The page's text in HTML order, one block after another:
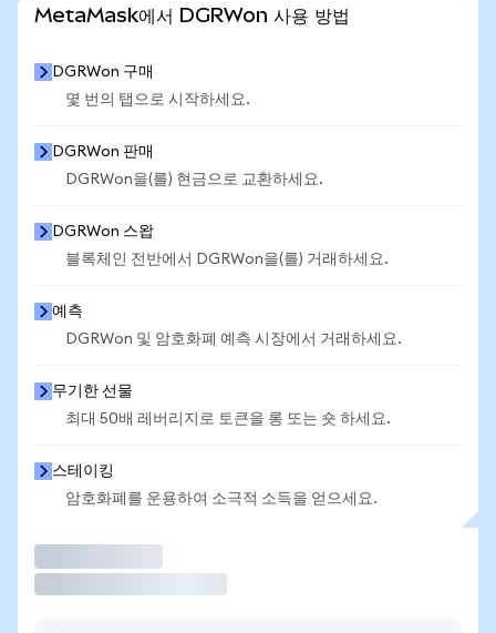
MetaMask에서 DGRWon 사용 방법
DGRWon 구매
몇 번의 탭으로 시작하세요.
DGRWon 판매
DGRWon을(를) 현금으로 교환하세요.
DGRWon 스왑
블록체인 전반에서 DGRWon을(를) 거래하세요.
예측
DGRWon 및 암호화폐 예측 시장에서 거래하세요.
무기한 선물
최대 50배 레버리지로 토큰을 롱 또는 숏 하세요.
스테이킹
암호화폐를 운용하여 소극적 소득을 얻으세요.